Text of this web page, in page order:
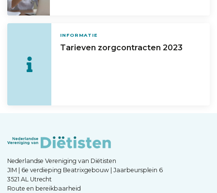
INFORMATIE
Tarieven zorgcontracten 2023
Nederlandse Vereniging van Diëtisten
JIM | 6e verdieping Beatrixgebouw | Jaarbeursplein 6
3521 AL Utrecht
Route en bereikbaarheid